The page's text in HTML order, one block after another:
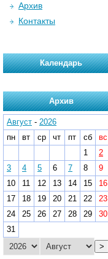
Архив
Контакты
Календарь
Архив
Август - 2026
пн
вт ср чт пт сб
вс
1
2
3
4 5 6 7 8
9
10
11 12 13 14 15
16
17
18 19 20 21 22
23
24
25 26 27 28 29
30
31
>